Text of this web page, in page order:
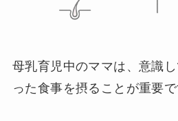
母乳育児中のママは、意識
った食事を摂ることが重要で